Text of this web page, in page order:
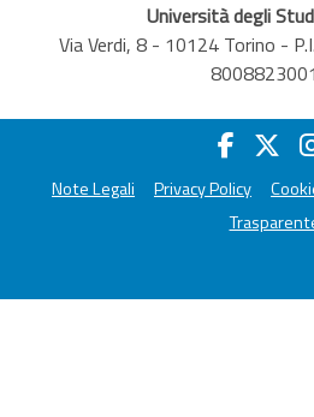
Università degli
Via Verdi, 8 - 10124 Torino -
Note Legali Privacy Policy